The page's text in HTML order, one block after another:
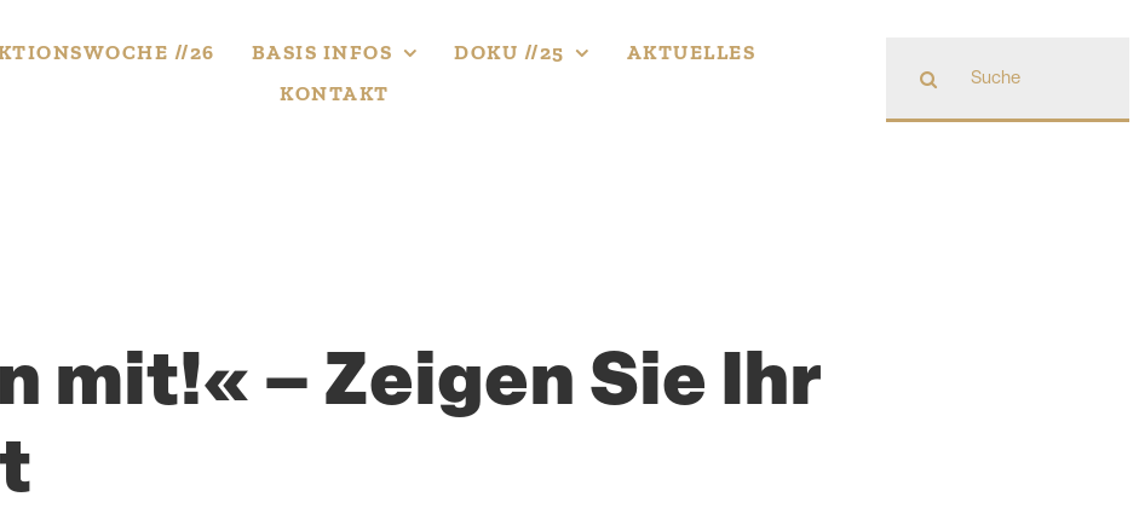
//26 BASIS INFOS DOKU //25
AKTUELLES
KONTAKT
nach:
mit!« – Zeigen Sie Ihr